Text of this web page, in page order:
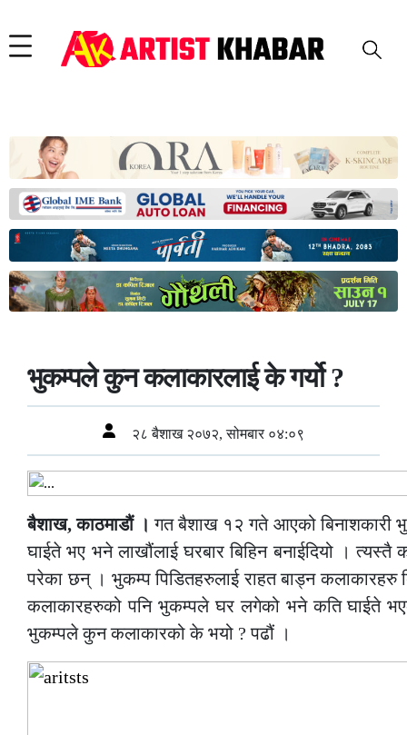
भुकम्पले कुन कलाकारलाई के गर्यो ?
२८ बैशाख २०७२, सोमबार ०४:०९
बैशाख, काठमाडौं । गत बैशाख १२ गते आएको बिनाशकारी
घाईते भए भने लाखौंलाई घरबार बिहिन बनाईदियो ।
परेका छन् । भुकम्प पिडितहरुलाई राहत बाड्न कलाकारहरु
कलाकारहरुको पनि भुकम्पले घर लगेको भने कति घाईते
भुकम्पले कुन कलाकारको के भयो ? पढौं ।